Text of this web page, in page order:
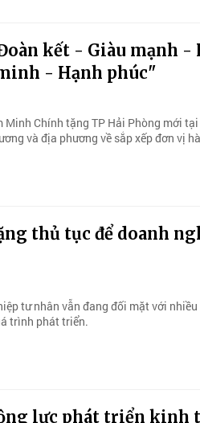
kết - Giàu mạnh -
- Hạnh phúc"
Chính tặng TP Hải Phòng mới
và địa phương về sắp xếp đơn vị
thủ tục để doanh
tư nhân vẫn đang đối mặt với
trình phát triển.
lực phát triển kinh